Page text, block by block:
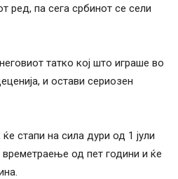
ред, па сега србинот се сели
татко кој што играше во
и остави сериозен
стапи на сила дури од 1 јули
од пет години и ќе